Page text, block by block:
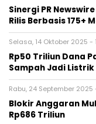
Sinergi PR
Rilis Berbasis 175+
Selasa, 14 Oktober 2025 -
Rp50 Triliun Dana
Sampah Jadi
Rabu, 24 September 2025
Blokir Anggaran
Rp686 Triliun